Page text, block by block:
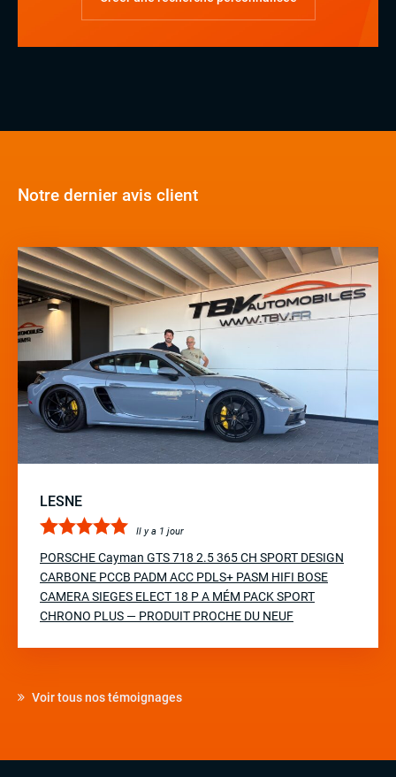
Notre dernier avis client
LESNE
Il y a 1 jour
PORSCHE Cayman GTS 718 2.5 365 CH SPORT DESIGN
CARBONE PCCB PADM ACC PDLS+ PASM HIFI BOSE
CAMERA SIEGES ELECT 18 P A MÉM PACK SPORT
CHRONO PLUS — PRODUIT PROCHE DU NEUF
Voir tous nos témoignages